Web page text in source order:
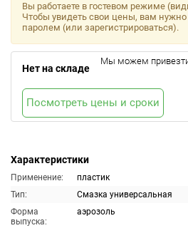
Характеристики
Применение:
пластик
Тип:
Смазка универсальная
Форма
выпуска:
аэрозоль
Вы работаете в гостевом режиме
Чтобы увидеть свои цены, вам
паролем (или зарегистрироваться).
Нет на складе
Мы можем привезти
Посмотреть цены и сроки